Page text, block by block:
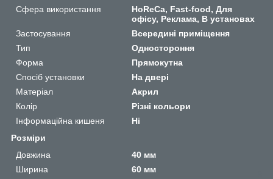
Сфера використання
HoReCa, Fast-food, Для
офісу, Реклама, В установах
Застосування
Всередині приміщення
Тип
Одностороння
Форма
Прямокутна
Спосіб установки
На двері
Матеріал
Акрил
Колір
Різні кольори
Інформаційна кишеня
Ні
Розміри
Довжина
40 мм
Ширина
60 мм